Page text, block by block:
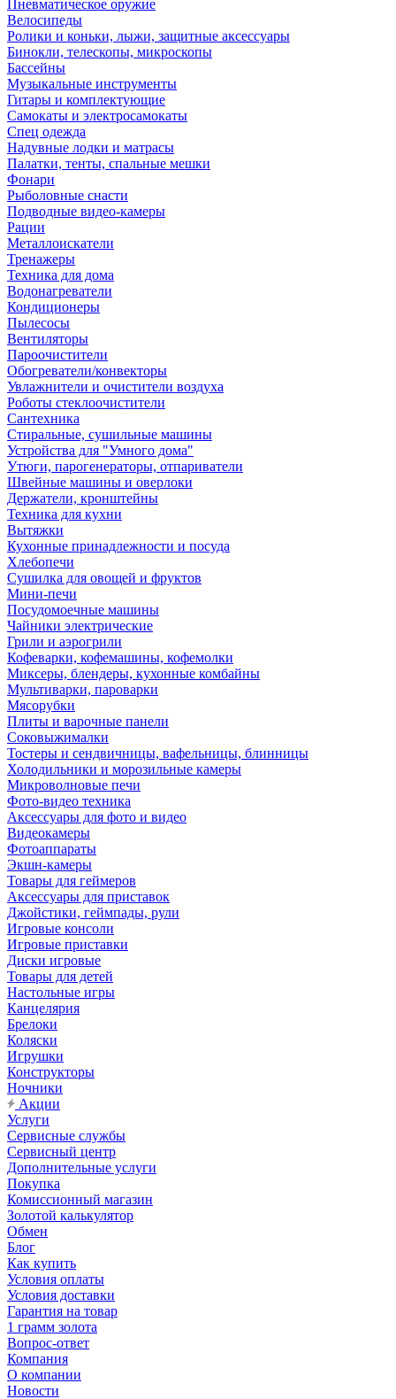
Пневматическое оружие
Велосипеды
Ролики и коньки, лыжи, защитные аксессуары
Бинокли, телескопы, микроскопы
Бассейны
Музыкальные инструменты
Гитары и комплектующие
Самокаты и электросамокаты
Спец одежда
Надувные лодки и матрасы
Палатки, тенты, спальные мешки
Фонари
Рыболовные снасти
Подводные видео-камеры
Рации
Металлоискатели
Тренажеры
Техника для дома
Водонагреватели
Кондиционеры
Пылесосы
Вентиляторы
Пароочистители
Обогреватели/конвекторы
Увлажнители и очистители воздуха
Роботы стеклоочистители
Сантехника
Стиральные, сушильные машины
Устройства для "Умного дома"
Утюги, парогенераторы, отпариватели
Швейные машины и оверлоки
Держатели, кронштейны
Техника для кухни
Вытяжки
Кухонные принадлежности и посуда
Хлебопечи
Сушилка для овощей и фруктов
Мини-печи
Посудомоечные машины
Чайники электрические
Грили и аэрогрили
Кофеварки, кофемашины, кофемолки
Миксеры, блендеры, кухонные комбайны
Мультиварки, пароварки
Мясорубки
Плиты и варочные панели
Соковыжималки
Тостеры и сендвичницы, вафельницы, блинницы
Холодильники и морозильные камеры
Микроволновые печи
Фото-видео техника
Аксессуары для фото и видео
Видеокамеры
Фотоаппараты
Экшн-камеры
Товары для геймеров
Аксессуары для приставок
Джойстики, геймпады, рули
Игровые консоли
Игровые приставки
Диски игровые
Товары для детей
Настольные игры
Канцелярия
Брелоки
Коляски
Игрушки
Конструкторы
Ночники
Акции
Услуги
Сервисные службы
Сервисный центр
Дополнительные услуги
Покупка
Комиссионный магазин
Золотой калькулятор
Обмен
Блог
Как купить
Условия оплаты
Условия доставки
Гарантия на товар
1 грамм золота
Вопрос-ответ
Компания
О компании
Новости